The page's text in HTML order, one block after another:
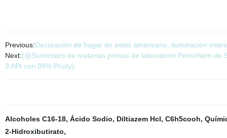
Previous:Decoración de hogar de estilo americano, iluminación
Next:{@Suministro de materias primas de laboratorio Pemichem
3 API con 99% Pruity}
Alcoholes C16-18, Ácido Sodio, Diltiazem Hcl, C6h5cooh,
2-Hidroxibutirato,